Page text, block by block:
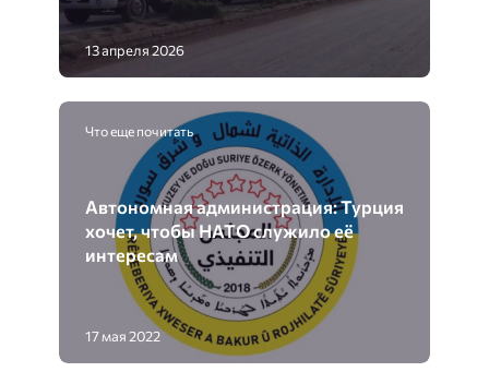
13 апреля 2026
Что еще почитать
Автономная администрация: Турция
хочет, чтобы НАТО служило её
интересам
17 мая 2022